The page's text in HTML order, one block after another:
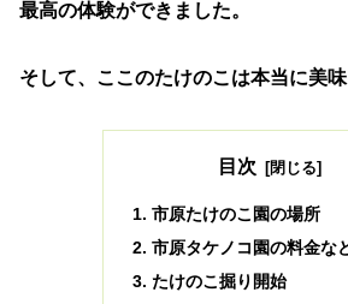
最高の体験ができました。
そして、ここのたけのこは本当に美味
目次
市原たけのこ園の場所
市原タケノコ園の料金な
たけのこ掘り開始